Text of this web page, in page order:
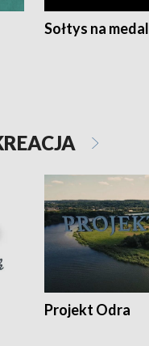
Sołtys na medal
Projekt Odra